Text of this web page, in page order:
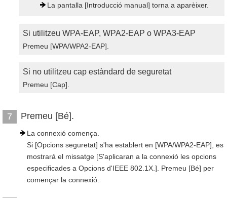
La pantalla [Introducció manual] torna a aparèixer.
Si utilitzeu WPA-EAP, WPA2-EAP o WPA3-EAP
Premeu [WPA/WPA2-EAP].
Si no utilitzeu cap estàndard de seguretat
Premeu [Cap].
7 Premeu [Bé].
La connexió comença.
Si [Opcions seguretat] s'ha establert en [WPA/WPA2-EAP], es
mostrará el missatge [S'aplicaran a la connexió les opcions
especificades a Opcions d'IEEE 802.1X.]. Premeu [Bé] per
començar la connexió.